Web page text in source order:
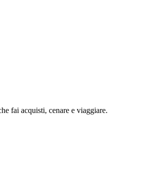
fai acquisti, cenare e viaggiare.